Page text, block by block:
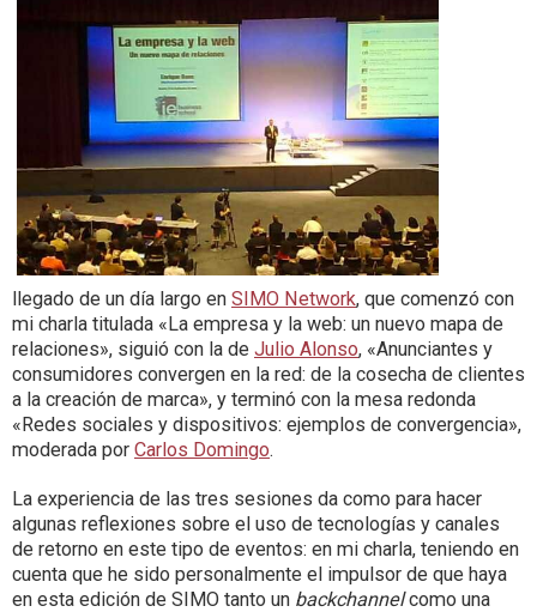
llegado de un día largo en SIMO Network, que comenzó con
mi charla titulada «La empresa y la web: un nuevo mapa de
relaciones», siguió con la de Julio Alonso, «Anunciantes y
consumidores convergen en la red: de la cosecha de clientes
a la creación de marca», y terminó con la mesa redonda
«Redes sociales y dispositivos: ejemplos de convergencia»,
moderada por Carlos Domingo.
La experiencia de las tres sesiones da como para hacer
algunas reflexiones sobre el uso de tecnologías y canales
de retorno en este tipo de eventos: en mi charla, teniendo en
cuenta que he sido personalmente el impulsor de que haya
en esta edición de SIMO tanto un backchannelcomo una